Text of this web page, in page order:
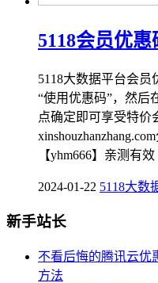
5118会员优
5118大数据平台会员
“使用优惠码”，然后
点确定即可享受特价
【yhm666】亲测有效
2024-01-22 5118大数
新手站长
不看后悔的腾讯云优
方法